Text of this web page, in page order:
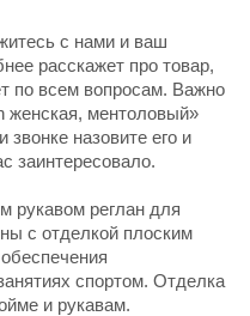
с нами и ваш
расскажет про товар,
по всем вопросам. Важно
женская, ментоловый»
звонке назовите его и
заинтересовало.
рукавом реглан для
с отделкой плоским
спортом. Отделка
и рукавам.